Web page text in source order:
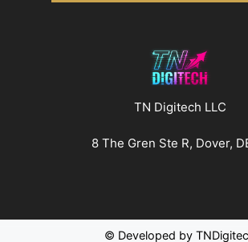
TN Digitech LLC
8 The Gren Ste R, Dover,